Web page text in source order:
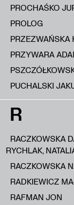
PROCHAŚKO
PROLOG
PRZEZWAŃSKA
PRZYWARA
PUCHALSKI
R
RACZKOWSKA
RYCHLAK,
RACZKOWSKA
RADKIEWICZ
RAFMAN JON